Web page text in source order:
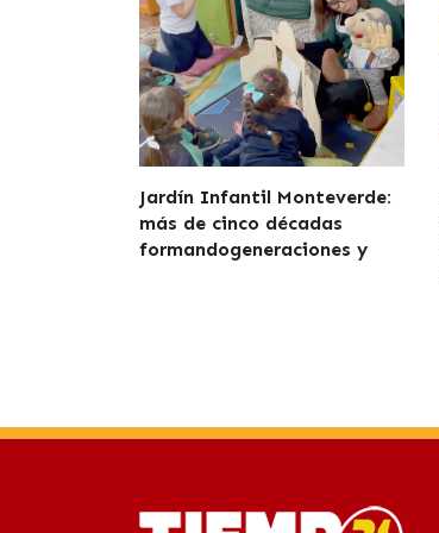
Jardín Infantil Monteverde:
más de cinco décadas
formandogeneraciones y